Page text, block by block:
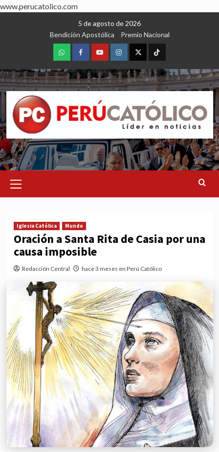
www.perucatolico.com
5 de agosto de 2026
Bendición Apostólica
Premio Nacional
WhatsAppFacebookYoutubeInstagram
X TikTok
Menu
Iglesia Católica Mundo
Oración a Santa Rita de Casia por una
causa imposible
Redacción Central hace 3 meses en Perú Católico